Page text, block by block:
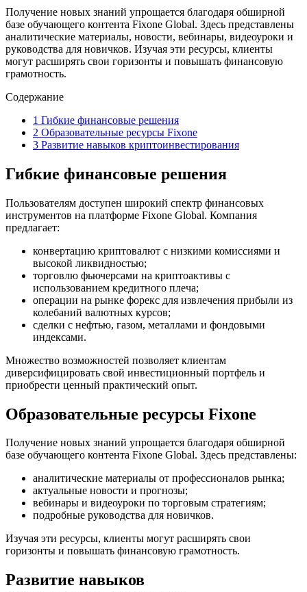
Получение новых знаний упрощается благодаря обширной
базе обучающего контента Fixone Global. Здесь представлены
аналитические материалы, новости, вебинары, видеоуроки и
руководства для новичков. Изучая эти ресурсы, клиенты
могут расширять свои горизонты и повышать финансовую
грамотность.
Содержание
1 Гибкие финансовые решения
2 Образовательные ресурсы Fixone
3 Развитие навыков криптоинвестирования
Гибкие финансовые решения
Пользователям доступен широкий спектр финансовых
инструментов на платформе Fixone Global. Компания
предлагает:
конвертацию криптовалют с низкими комиссиями и
высокой ликвидностью;
торговлю фьючерсами на криптоактивы с
использованием кредитного плеча;
операции на рынке форекс для извлечения прибыли из
колебаний валютных курсов;
сделки с нефтью, газом, металлами и фондовыми
индексами.
Множество возможностей позволяет клиентам
диверсифицировать свой инвестиционный портфель и
приобрести ценный практический опыт.
Образовательные ресурсы Fixone
Получение новых знаний упрощается благодаря обширной
базе обучающего контента Fixone Global. Здесь представлены:
аналитические материалы от профессионалов рынка;
актуальные новости и прогнозы;
вебинары и видеоуроки по торговым стратегиям;
подробные руководства для новичков.
Изучая эти ресурсы, клиенты могут расширять свои
горизонты и повышать финансовую грамотность.
Развитие навыков